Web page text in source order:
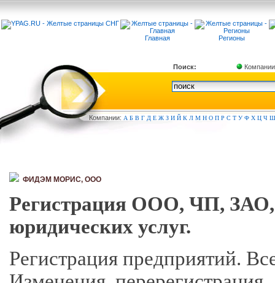
Главная Регионы
Поиск: Компании
Компании: А Б В Г Д Е Ж З И Й К Л М Н О П Р С Т У Ф Х Ц Ч Ш
ФИДЭМ МОРИС, ООО
Регистрация ООО, ЧП,
юридических услуг.
Регистрация предприятий.